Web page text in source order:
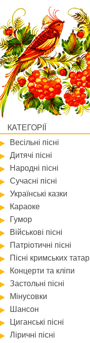
КАТЕГОРІЇ
Весільні пісні
Дитячі пісні
Народні пісні
Сучасні пісні
Українські казки
Караоке
Гумор
Військові пісні
Патріотичні пісні
Пісні кримських татар
Концерти та кліпи
Застольні пісні
Мінусовки
Шансон
Циганські пісні
Ліричні пісні